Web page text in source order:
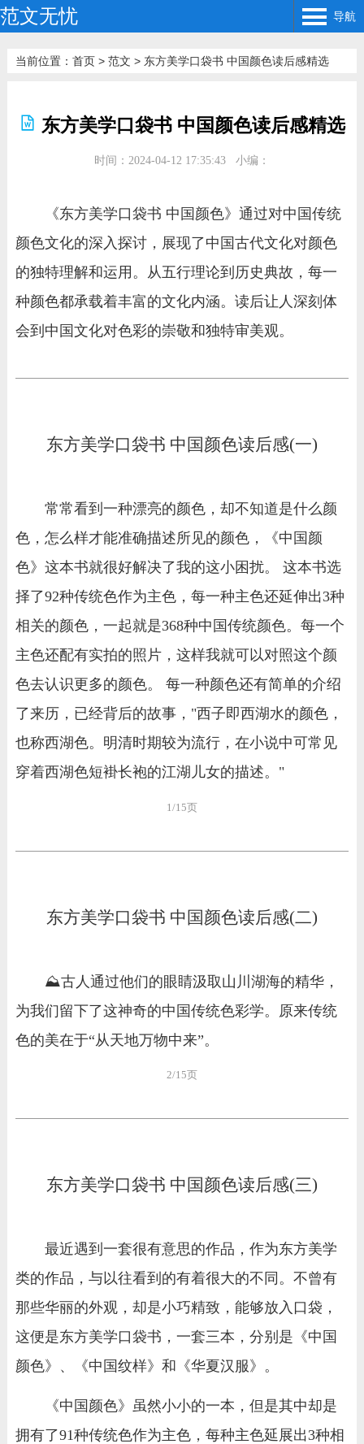
范文无忧 导航
当前位置： 首页> 范文 > 东方美学口袋书 中国颜色读后感精选
东方美学口袋书 中国颜色读后感精选
时间：2024-04-12 17:35:43 小编：
《东方美学口袋书 中国颜色》通过对中国传统
颜色文化的深入探讨，展现了中国古代文化对颜色
的独特理解和运用。从五行理论到历史典故，每一
种颜色都承载着丰富的文化内涵。读后让人深刻体
会到中国文化对色彩的崇敬和独特审美观。
东方美学口袋书 中国颜色读后感(一)
常常看到一种漂亮的颜色，却不知道是什么颜
色，怎么样才能准确描述所见的颜色，《中国颜
色》这本书就很好解决了我的这小困扰。 这本书选
择了92种传统色作为主色，每一种主色还延伸出3种
相关的颜色，一起就是368种中国传统颜色。每一个
主色还配有实拍的照片，这样我就可以对照这个颜
色去认识更多的颜色。 每一种颜色还有简单的介绍
了来历，已经背后的故事，"西子即西湖水的颜色，
也称西湖色。明清时期较为流行，在小说中可常见
穿着西湖色短褂长袍的江湖儿女的描述。"
1/15页
东方美学口袋书 中国颜色读后感(二)
⛰️古人通过他们的眼睛汲取山川湖海的精华，
为我们留下了这神奇的中国传统色彩学。原来传统
色的美在于“从天地万物中来”。
2/15页
东方美学口袋书 中国颜色读后感(三)
最近遇到一套很有意思的作品，作为东方美学
类的作品，与以往看到的有着很大的不同。不曾有
那些华丽的外观，却是小巧精致，能够放入口袋，
这便是东方美学口袋书，一套三本，分别是《中国
颜色》、《中国纹样》和《华夏汉服》。
《中国颜色》虽然小小的一本，但是其中却是
拥有了91种传统色作为主色，每种主色延展出3种相